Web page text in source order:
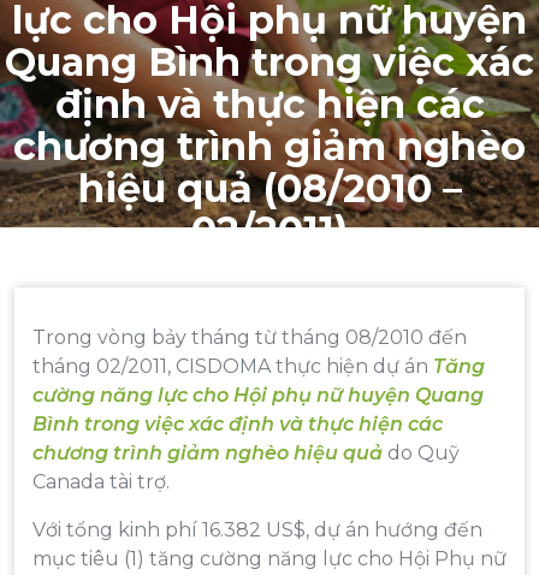
lực cho Hội phụ nữ huyện
Quang Bình trong việc xác
định và thực hiện các
chương trình giảm nghèo
hiệu quả (08/2010 –
02/2011)
Chương trình và dự án
Trong vòng bảy tháng từ tháng 08/2010 đến
tháng 02/2011, CISDOMA thực hiện dự án Tăng
cường năng lực cho Hội phụ nữ huyện Quang
Bình trong việc xác định và thực hiện các
chương trình giảm nghèo hiệu quả do Quỹ
Canada tài trợ.
Với tổng kinh phí 16.382 US$, dự án hướng đến
mục tiêu (1) tăng cường năng lực cho Hội Phụ nữ